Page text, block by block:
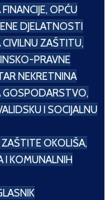
OPĆU
DJELATNOSTI
ZAŠTITU,
PRAVNE
NEKRETNINA
GOSPODARSTVO,
I SOCIJALNU
ZAŠTITE OKOLIŠA,
I KOMUNALNIH